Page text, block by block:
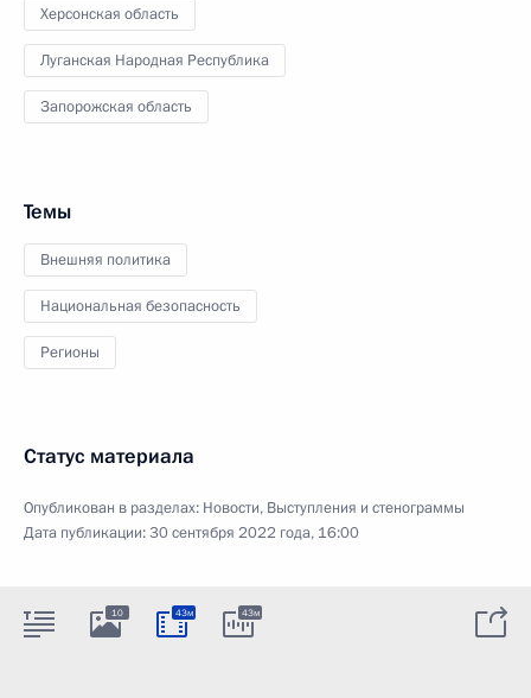
Херсонская область
Луганская Народная Республика
Запорожская область
Темы
Внешняя политика
Национальная безопасность
Регионы
Статус материала
Опубликован в разделах: Новости, Выступления и стенограммы
Дата публикации:30 сентября 2022 года, 16:00
10 43м 43м